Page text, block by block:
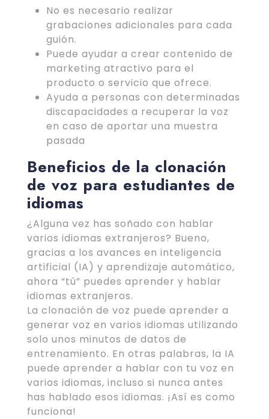
No es necesario realizar
grabaciones adicionales para cada
guión.
Puede ayudar a crear contenido de
marketing atractivo para el
producto o servicio que ofrece.
Ayuda a personas con determinadas
discapacidades a recuperar la voz
en caso de aportar una muestra
pasada
Beneficios de la clonación
de voz para estudiantes de
idiomas
¿Alguna vez has soñado con hablar
varios idiomas extranjeros? Bueno,
gracias a los avances en inteligencia
artificial (IA) y aprendizaje automático,
ahora “tú” puedes aprender y hablar
idiomas extranjeros.
La clonación de voz puede aprender a
generar voz en varios idiomas utilizando
solo unos minutos de datos de
entrenamiento. En otras palabras, la IA
puede aprender a hablar con tu voz en
varios idiomas, incluso si nunca antes
has hablado esos idiomas. ¡Así es como
funciona!